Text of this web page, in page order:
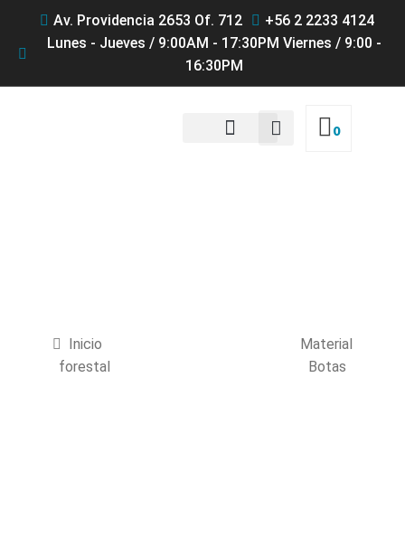
Av. Providencia 2653 Of. 712
+56 2 2233 4124
Lunes - Jueves / 9:00AM - 17:30PM Viernes / 9:00 -
16:30PM
0
Inicio
Material
forestal
Botas